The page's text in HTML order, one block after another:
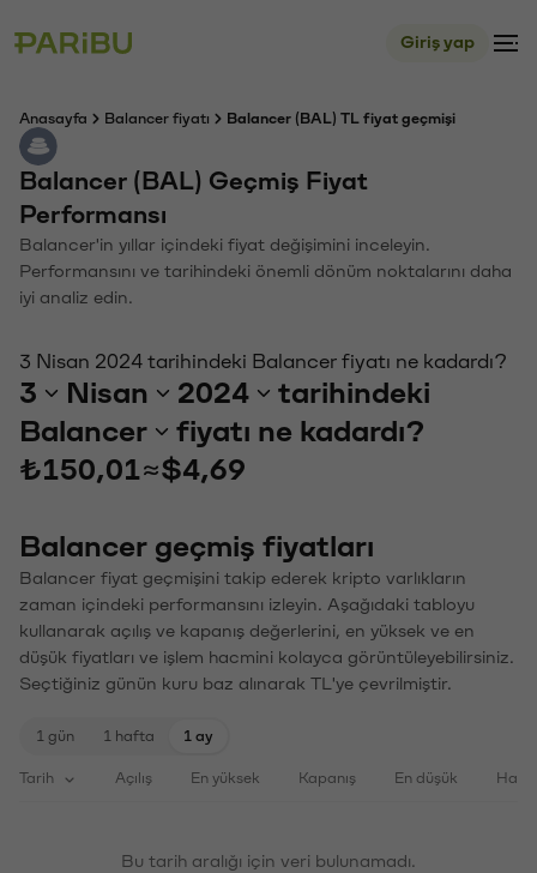
Giriş yap
Anasayfa Balancer fiyatı Balancer (BAL) TL fiyat geçmişi
Balancer (BAL) Geçmiş Fiyat
Performansı
Balancer'in yıllar içindeki fiyat değişimini inceleyin.
Performansını ve tarihindeki önemli dönüm noktalarını daha
iyi analiz edin.
3 Nisan 2024 tarihindeki Balancer fiyatı ne kadardı?
3 Nisan 2024
tarihindeki
Balancer
fiyatı ne kadardı?
₺150,01≈$4,69
Balancer geçmiş fiyatları
Balancer fiyat geçmişini takip ederek kripto varlıkların
zaman içindeki performansını izleyin. Aşağıdaki tabloyu
kullanarak açılış ve kapanış değerlerini, en yüksek ve en
düşük fiyatları ve işlem hacmini kolayca görüntüleyebilirsiniz.
Seçtiğiniz günün kuru baz alınarak TL'ye çevrilmiştir.
1 gün 1 hafta 1 ay
Tarih Açılış En yüksek Kapanış En düşük
Bu tarih aralığı için veri bulunamadı.